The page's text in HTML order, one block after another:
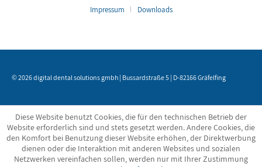
Impressum
Downloads
© 2026 digital dental solutions gmbh | Bussardstraße 5 | D-82166 Gräfelfing
Diese Website benutzt Cookies, die für den technischen Betrieb der
Website erforderlich sind und stets gesetzt werden. Andere Cookies, die
den Komfort bei Benutzung dieser Website erhöhen, der Direktwerbung
dienen oder die Interaktion mit anderen Websites und sozialen
Netzwerken vereinfachen sollen, werden nur mit Ihrer Zustimmung